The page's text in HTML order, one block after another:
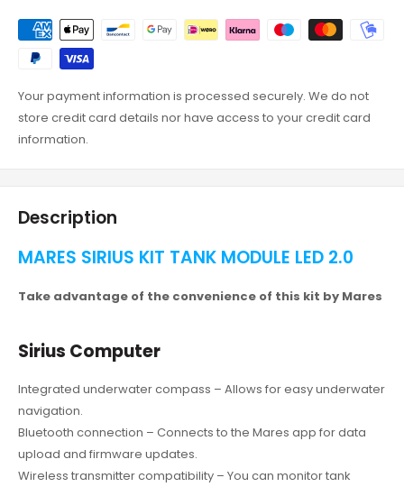
Your payment information is processed securely. We do not
store credit card details nor have access to your credit card
information.
Description
MARES SIRIUS KIT TANK MODULE LED 2.0
Take advantage of the convenience of this kit by Mares
Sirius Computer
Integrated underwater compass – Allows for easy underwater
navigation.
Bluetooth connection – Connects to the Mares app for data
upload and firmware updates.
Wireless transmitter compatibility – You can monitor tank